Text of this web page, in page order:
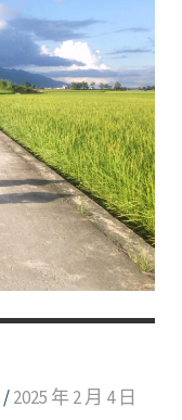
/2025 年 2 月 4 日